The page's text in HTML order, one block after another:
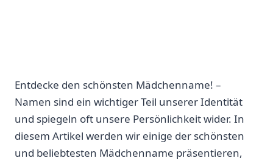
Entdecke den schönsten Mädchenname! –
Namen sind ein wichtiger Teil unserer Identität
und spiegeln oft unsere Persönlichkeit wider. In
diesem Artikel werden wir einige der schönsten
und beliebtesten Mädchenname präsentieren,